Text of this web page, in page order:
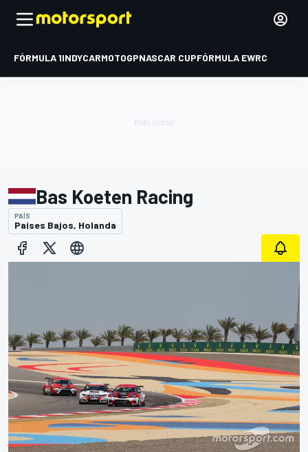
FÓRMULA 1INDYCARMOTOGPNASCAR CUPFÓRMULA EWRC
Bas Koeten Racing
PAÍS
Países Bajos, Holanda